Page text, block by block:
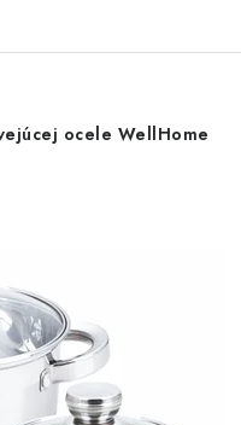
ocele WellHome